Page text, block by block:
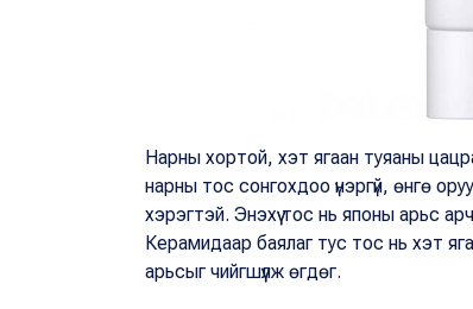
Нарны хортой, хэт ягаан туяаны
нарны тос сонгохдоо үнэргүй, өнгө
хэрэгтэй. Энэхүү тос нь японы арьс
Керамидаар баялаг тус тос нь хэт
арьсыг чийгшүүлж өгдөг.